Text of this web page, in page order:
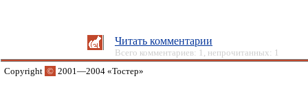
Читать комментарии
Всего комментариев: 1, непрочитанных: 1
Copyright © 2001—2004 «Тостер»